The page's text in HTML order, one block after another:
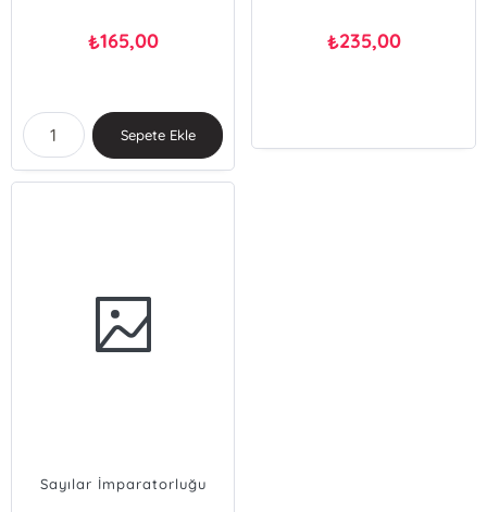
₺165,00
Sepete Ekle
₺235,00
Sayılar İmparatorluğu